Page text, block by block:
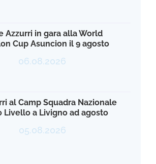
Azzurri in gara alla World
Cup Asuncion il 9 agosto
06.08.2026
al Camp Squadra Nazionale
Livello a Livigno ad agosto
05.08.2026